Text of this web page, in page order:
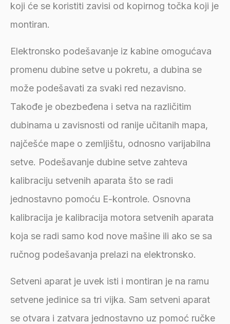
koji će se koristiti zavisi od kopirnog točka koji je
montiran.
Elektronsko podešavanje iz kabine omogućava
promenu dubine setve u pokretu, a dubina se
može podešavati za svaki red nezavisno.
Takođe je obezbeđena i setva na različitim
dubinama u zavisnosti od ranije učitanih mapa,
najčešće mape o zemljištu, odnosno varijabilna
setve. Podešavanje dubine setve zahteva
kalibraciju setvenih aparata što se radi
jednostavno pomoću E-kontrole. Osnovna
kalibracija je kalibracija motora setvenih aparata
koja se radi samo kod nove mašine ili ako se sa
ručnog podešavanja prelazi na elektronsko.
Setveni aparat je uvek isti i montiran je na ramu
setvene jedinice sa tri vijka. Sam setveni aparat
se otvara i zatvara jednostavno uz pomoć ručke